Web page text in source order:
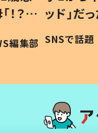
？」
編集部
ッド」だ
作り続
#令和の子
SNSで話題